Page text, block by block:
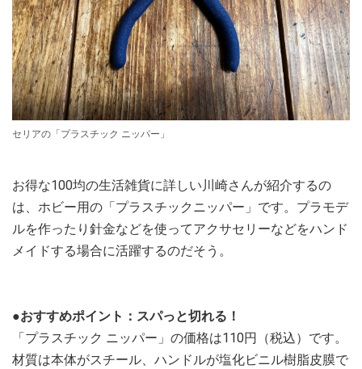
セリアの「プラスチック ニッパー」
お得な100均の生活雑貨に詳しい川崎さんが紹介するの
は、ホビー用の「プラスチックニッパー」です。プラモデ
ルを作ったり針金などを使ってアクサセリーなどをハンド
メイドする場合に活躍するのだそう。
●おすすめポイント：スパっと切れる！
「プラスチック ニッパー」の価格は110円（税込）です。
材質は本体がスチール、ハンドルが塩化ビニル樹脂皮膜で